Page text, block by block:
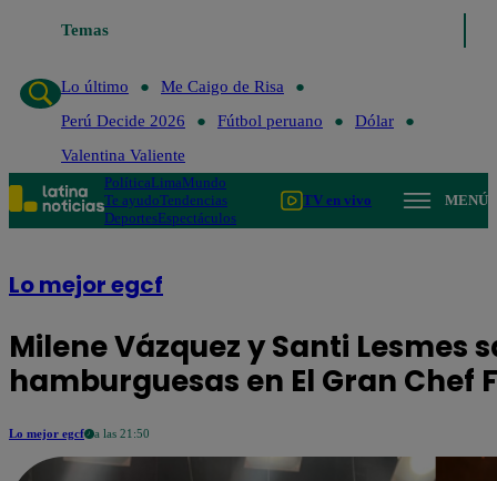
Temas
Lo último
Me Caigo de Risa
Perú Decide 2026
Fútbol peruano
Dólar
Valentina Valiente
PolíticaLimaMundo
Te ayudoTendencias
DeportesEspectáculos
TV en vivo MENÚ
Lo mejor egcf
Milene Vázquez y Santi Lesmes
hamburguesas en El Gran Chef
Lo mejor egcf a las 21:50